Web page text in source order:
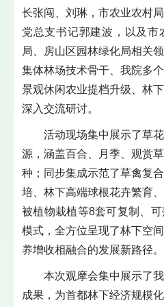
长张闯、刘琳，市农业农村
党总支书记郭建波，以及市
局、房山区园林绿化局相关
集体林场技术骨干、我院多
景观休闲农业提档升级、林
深入交流研讨。
活动现场集中展示了草
源，涵盖百合、月季、观赏
种；同步集成示范了草禽复
培、林下高端球根花卉繁育
被植物栽植等8套可复制、
模式，全方位呈现了林下空
养增收相融合的发展新路径。
本次观摩会集中展示了
成果，为首都林下经济规模